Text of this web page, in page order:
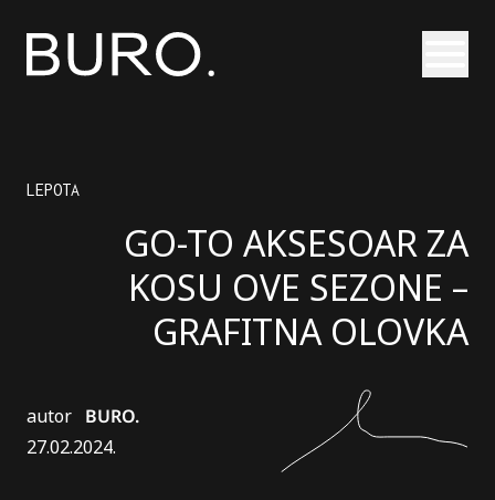
LEPOTA
GO-TO AKSESOAR ZA
KOSU OVE SEZONE –
GRAFITNA OLOVKA
autor BURO.
27.02.2024.